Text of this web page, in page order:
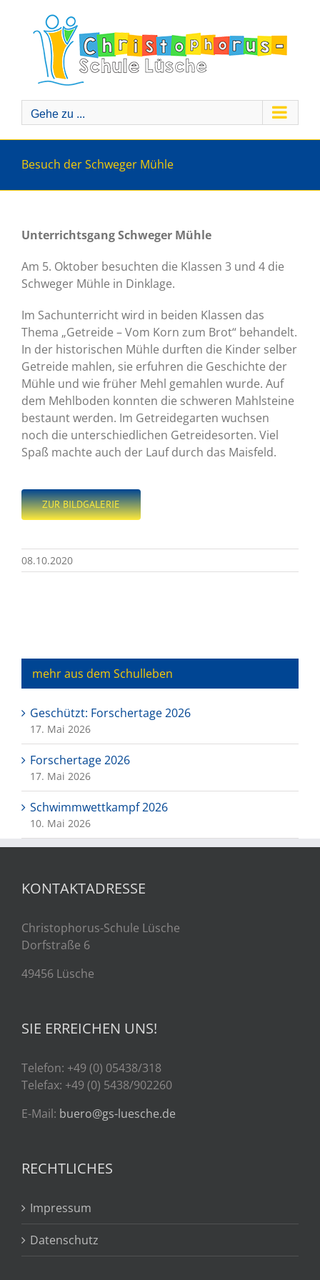
springen
Gehe zu ...
Besuch der Schweger Mühle
Unterrichtsgang Schweger Mühle
Am 5. Oktober besuchten die Klassen 3 und 4 die
Schweger Mühle in Dinklage.
Im Sachunterricht wird in beiden Klassen das
Thema „Getreide – Vom Korn zum Brot“ behandelt.
In der historischen Mühle durften die Kinder selber
Getreide mahlen, sie erfuhren die Geschichte der
Mühle und wie früher Mehl gemahlen wurde. Auf
dem Mehlboden konnten die schweren Mahlsteine
bestaunt werden. Im Getreidegarten wuchsen
noch die unterschiedlichen Getreidesorten. Viel
Spaß machte auch der Lauf durch das Maisfeld.
ZUR BILDGALERIE
08.10.2020
mehr aus dem Schulleben
Geschützt: Forschertage 2026
17. Mai 2026
Forschertage 2026
17. Mai 2026
Schwimmwettkampf 2026
10. Mai 2026
KONTAKTADRESSE
Christophorus-Schule Lüsche
Dorfstraße 6
49456 Lüsche
SIE ERREICHEN UNS!
Telefon: +49 (0) 05438/318
Telefax: +49 (0) 5438/902260
E-Mail: buero@gs-luesche.de
RECHTLICHES
Impressum
Datenschutz